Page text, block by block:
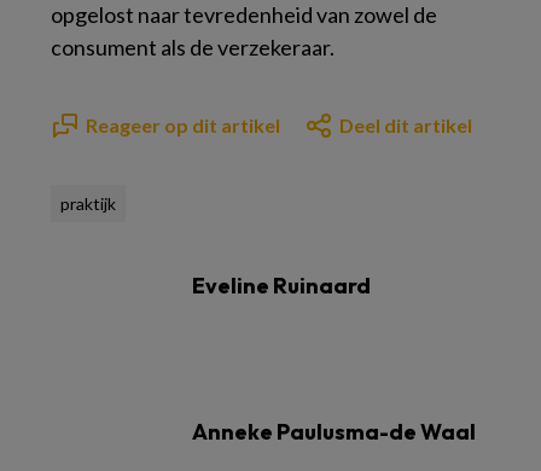
opgelost naar tevredenheid van zowel de
consument als de verzekeraar.
Reageer op dit artikel Deel dit artikel
praktijk
Eveline Ruinaard
Anneke Paulusma-de Waal